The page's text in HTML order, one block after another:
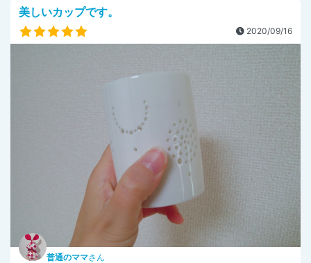
美しいカップです。
2020/09/16
普通のママさん